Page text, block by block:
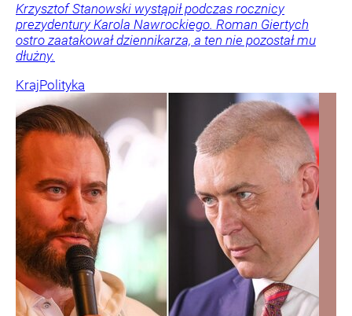
Krzysztof Stanowski wystąpił podczas rocznicy
prezydentury Karola Nawrockiego. Roman Giertych
ostro zaatakował dziennikarza, a ten nie pozostał mu
dłużny.
KrajPolityka